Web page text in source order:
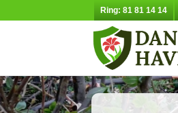
Ring: 81 81 14 14